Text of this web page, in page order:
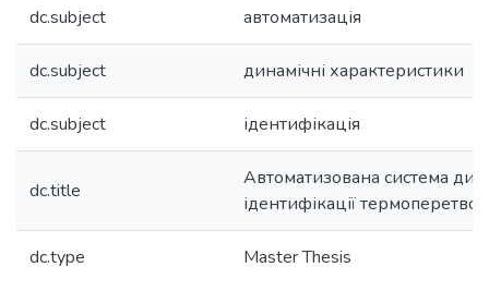
dc.subject автоматизація
dc.subject динамічні характеристики
dc.subject ідентифікація
dc.title
Автоматизована система
ідентифікації
dc.type Master Thesis